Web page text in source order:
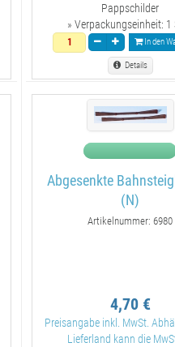
Pappschilder
» Verpackungseinheit: 1
In den
Details
Abgesenkte
(N)
Artikelnummer: 6980
4,70 €
Preisangabe inkl. MwSt.
Lieferland kann die